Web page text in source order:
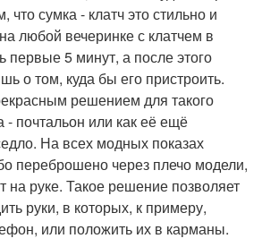
что сумка - клатч это стильно и
любой вечеринке с клатчем в
первые 5 минут, а после этого
о том, куда бы его пристроить.
решением для такого
- почтальон или как её ещё
На всех модных показах
переброшено через плечо модели,
на руке. Такое решение позволяет
руки, в которых, к примеру,
или положить их в карманы.